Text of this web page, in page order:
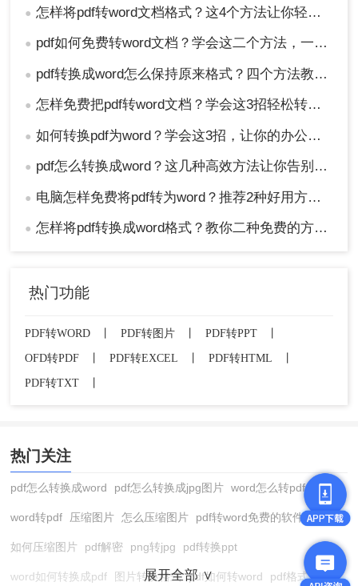
2、进入到当前转换页面之后，需要对输出范围和转
换模式进行设置与更改，只要我们实际转换需求进
后，您可以选择一个输出目录来保存转换好的Word
可。
我们平常使用网盘的时候，是不是只用它进行数据
备份，其实它还有一些小工具可以使用，其中就
操作步骤如下：
档”，添加文档之后点“开始转换”就可以了。
● 怎样将pdf转word文档格式？这4个方法让你轻松掌握!
● pdf如何免费转word文档？学会这二个方法，一分钟就可轻松解决！
● pdf转换成word怎么保持原来格式？四个方法教你正确打开！
● 怎样免费把pdf转word文档？学会这3招轻松转换!！
● 如何转换pdf为word？学会这3招，让你的办公效率瞬间翻倍！
● pdf怎么转换成word？这几种高效方法让你告别格式混乱！！
● 电脑怎样免费将pdf转为word？推荐2种好用方法！
● 怎样将pdf转换成word格式？教你二种免费的方法！
热门功能
PDF转WORD PDF转图片 PDF转PPT
OFD转PDF
PDF转EXCEL PDF转HTML
PDF转TXT
热门关注
pdf怎么转换成word pdf怎么转换成jpg图片 word怎么转pdf
word转pdf 压缩图片 怎么压缩图片 pdf转word免费的软件
如何压缩图片 pdf解密 png转jpg pdf转换ppt
word如何转换成pdf 图片转换格式 pdf如何转word pdf格式转换
展开全部 ∨